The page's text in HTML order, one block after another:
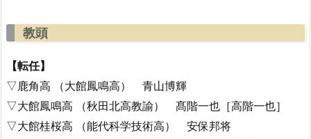
教頭
【転任】
▽鹿角高 （大館鳳鳴高） 青山博輝
▽大館鳳鳴高 （秋田北高教諭） 髙階一也［高階一也］
▽大館桂桜高 （能代科学技術高） 安保邦将